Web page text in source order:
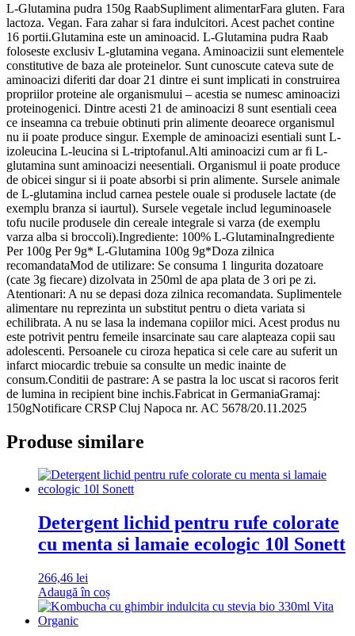
L-Glutamina pudra 150g RaabSupliment alimentarFara gluten. Fara
lactoza. Vegan. Fara zahar si fara indulcitori. Acest pachet contine
16 portii.Glutamina este un aminoacid. L-Glutamina pudra Raab
foloseste exclusiv L-glutamina vegana. Aminoacizii sunt elementele
constitutive de baza ale proteinelor. Sunt cunoscute cateva sute de
aminoacizi diferiti dar doar 21 dintre ei sunt implicati in construirea
propriilor proteine ale organismului – acestia se numesc aminoacizi
proteinogenici. Dintre acesti 21 de aminoacizi 8 sunt esentiali ceea
ce inseamna ca trebuie obtinuti prin alimente deoarece organismul
nu ii poate produce singur. Exemple de aminoacizi esentiali sunt L-
izoleucina L-leucina si L-triptofanul.Alti aminoacizi cum ar fi L-
glutamina sunt aminoacizi neesentiali. Organismul ii poate produce
de obicei singur si ii poate absorbi si prin alimente. Sursele animale
de L-glutamina includ carnea pestele ouale si produsele lactate (de
exemplu branza si iaurtul). Sursele vegetale includ leguminoasele
tofu nucile produsele din cereale integrale si varza (de exemplu
varza alba si broccoli).Ingrediente: 100% L-GlutaminaIngrediente
Per 100g Per 9g* L-Glutamina 100g 9g*Doza zilnica
recomandataMod de utilizare: Se consuma 1 lingurita dozatoare
(cate 3g fiecare) dizolvata in 250ml de apa plata de 3 ori pe zi.
Atentionari: A nu se depasi doza zilnica recomandata. Suplimentele
alimentare nu reprezinta un substitut pentru o dieta variata si
echilibrata. A nu se lasa la indemana copiilor mici. Acest produs nu
este potrivit pentru femeile insarcinate sau care alapteaza copii sau
adolescenti. Persoanele cu ciroza hepatica si cele care au suferit un
infarct miocardic trebuie sa consulte un medic inainte de
consum.Conditii de pastrare: A se pastra la loc uscat si racoros ferit
de lumina in recipient bine inchis.Fabricat in GermaniaGramaj:
150gNotificare CRSP Cluj Napoca nr. AC 5678/20.11.2025
Produse similare
Detergent lichid pentru rufe colorate
cu menta si lamaie ecologic 10l Sonett
266,46 lei
Adaugă în coș